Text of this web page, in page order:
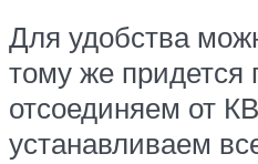
Для удобства
тому же придется
отсоединяем от
устанавливаем